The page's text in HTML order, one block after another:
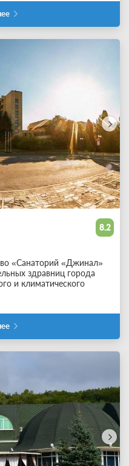
8.2
«Санаторий «Джинал»
здравниц города
и климатического